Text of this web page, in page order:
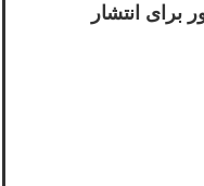
برای انتشار